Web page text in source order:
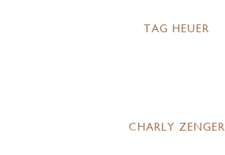
TAG HEUER
CHARLY ZENGER